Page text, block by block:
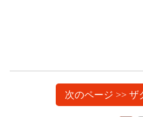
次のページ >> ザ